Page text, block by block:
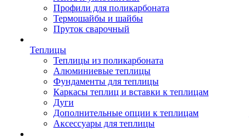
Профили для поликарбоната
Термошайбы и шайбы
Пруток сварочный
Теплицы
Теплицы из поликарбоната
Алюминиевые теплицы
Фундаменты для теплицы
Каркасы теплиц и вставки к теплицам
Дуги
Дополнительные опции к теплицам
Аксессуары для теплицы